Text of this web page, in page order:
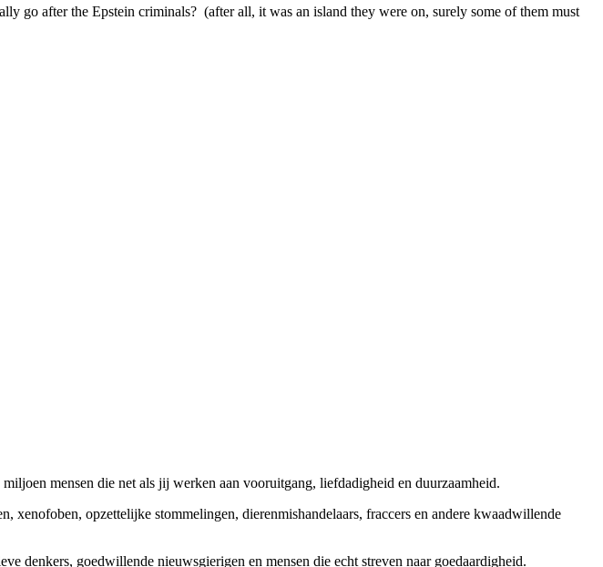
go after the Epstein criminals? (after all, it was an island they were on, surely some of them must
mensen die net als jij werken aan vooruitgang, liefdadigheid en duurzaamheid.
xenofoben, opzettelijke stommelingen, dierenmishandelaars, fraccers en andere kwaadwillende
denkers, goedwillende nieuwsgierigen en mensen die echt streven naar goedaardigheid.